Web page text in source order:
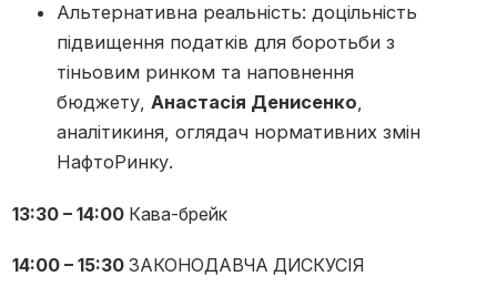
Альтернативна реальність: доцільність
підвищення податків для боротьби з
тіньовим ринком та наповнення
бюджету,Анастасія Денисенко,
аналітикиня, оглядач нормативних змін
НафтоРинку.
13:30 – 14:00 Кава-брейк
14:00 – 15:30 ЗАКОНОДАВЧА ДИСКУСІЯ